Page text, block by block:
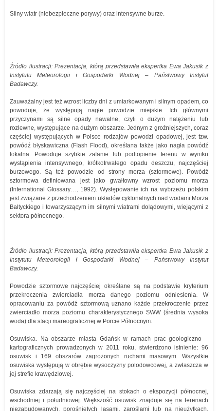
Silny wiatr (niebezpieczne porywy) oraz intensywne burze.
Źródło ilustracji: Prezentacja, którą przedstawiła ekspertka Ewa Jakusik z
Instytutu Meteorologii i Gospodarki Wodnej – Państwowy Instytut
Badawczy.
Zauważalny jest też wzrost liczby dni z umiarkowanym i silnym opadem, co
powoduje, że występują nagłe powodzie miejskie. Ich głównymi
przyczynami są silne opady nawalne, czyli o dużym natężeniu lub
rozlewne, występujące na dużym obszarze. Jednym z groźniejszych, coraz
częściej występujących w Polsce rodzajów powodzi opadowej, jest tzw.
powódź błyskawiczna (Flash Flood), określana także jako nagła powódź
lokalna. Powoduje szybkie zalanie lub podtopienie terenu w wyniku
wystąpienia intensywnego, krótkotrwałego opadu deszczu, najczęściej
burzowego. Są też powodzie od strony morza (sztormowe). Powódź
sztormowa definiowana jest jako gwałtowny wzrost poziomu morza
(International Glossary…, 1992). Występowanie ich na wybrzeżu polskim
jest związane z przechodzeniem układów cyklonalnych nad wodami Morza
Bałtyckiego i towarzyszącym im silnymi wiatrami dolądowymi, wiejącymi z
sektora północnego.
Źródło ilustracji: Prezentacja, którą przedstawiła ekspertka Ewa Jakusik z
Instytutu Meteorologii i Gospodarki Wodnej – Państwowy Instytut
Badawczy.
Powodzie sztormowe najczęściej określane są na podstawie kryterium
przekroczenia zwierciadła morza danego poziomu odniesienia. W
opracowaniu za powódź sztormową uznano każde przekroczenie przez
zwierciadło morza poziomu charakterystycznego SWW (średnia wysoka
woda) dla stacji mareograficznej w Porcie Północnym.
Osuwiska. Na obszarze miasta Gdańsk w ramach prac geologiczno –
kartograficznych prowadzonych w 2011 roku, stwierdzono istnienie: 96
osuwisk i 169 obszarów zagrożonych ruchami masowym. Wszystkie
osuwiska występują w obrębie wysoczyzny polodowcowej, a zwłaszcza w
jej strefie krawędziowej.
Osuwiska zdarzają się najczęściej na stokach o ekspozycji północnej,
wschodniej i południowej. Większość osuwisk znajduje się na terenach
niezabudowanych, porośniętych lasami, zaroślami lub na nieużytkach.